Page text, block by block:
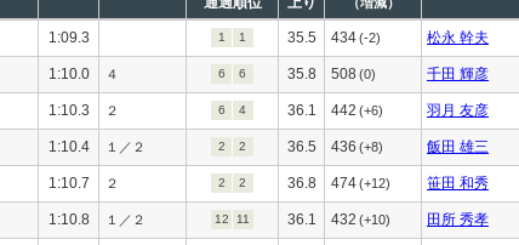
1:09.3 1 1 35.5 434(-2) 松永 幹夫
1:10.0 ４ 6 6 35.8 508 (0) 千田 輝彦
1:10.3 ２ 6 4 36.1 442 (+6) 羽月 友彦
1:10.4 １／２ 2 2 36.5 436 (+8) 飯田 雄三
1:10.7 ２ 2 2 36.8 474(+12) 笹田 和秀
1:10.8 １／２ 12 11 36.1 432 (+10) 田所 秀孝